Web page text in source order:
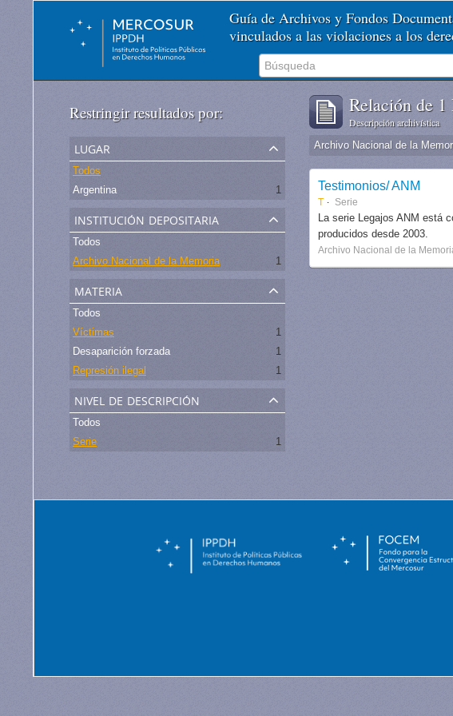
Guía de Archivos y Fondos
vinculados a las violaciones a los
Restringir resultados por:
lugar
Todos
Argentina
1
institución depositaria
Todos
Archivo Nacional de la Memoria
1
materia
Todos
Víctimas
1
Desaparición forzada
1
Represión ilegal
1
nivel de descripción
Todos
Serie
1
Relación de 1
Descripción archivística
Archivo Nacional de la
Testimonios/ ANM
T Serie
La serie Legajos ANM está
producidos desde 2003.
Archivo Nacional de la